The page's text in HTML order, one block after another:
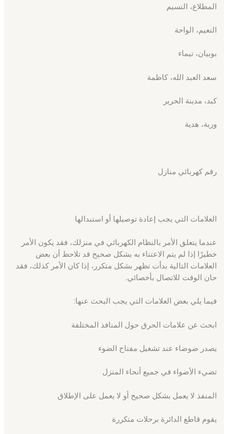
المطلاع، النسيم
النعيم، الواحة
بوبيان، تيماء
سعد العبد الله، كاظمة
كبد، مدينة الحرير
وربة، هدية
رقم كهربائي منازل
العلامات التي يجب إعادة توصيلها أو استبدالها
عندما يتعلق الأمر بالنظام الكهربائي في منزلك، فقد يكون الأمر
خطيرًا إذا لم يتم الاعتناء به بشكل صحيح قد تلاحظ أن بعض
العلامات التالية بدأت تظهر بشكل متكرر، إذا كان الأمر كذلك، فقد
حان الوقت للاتصال بأخصائي.
فيما يلي بعض العلامات التي يجب البحث عنها:
ابحث عن علامات الحرق حول المنافذ المختلفة
يصدر ضوضاء عند تشغيل مفتاح الضوء
تضيء الأضواء في جميع أنحاء المنزل
المنفذ لا يعمل بشكل صحيح أو لا يعمل على الإطلاق
يقوم قاطع الدائرة برحلات متكررة